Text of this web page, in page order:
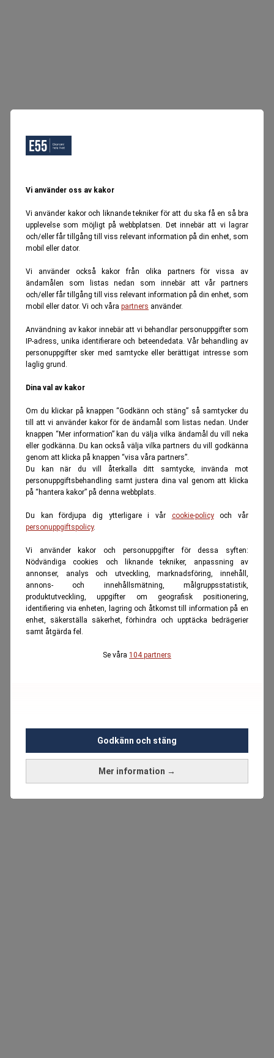
Vi använder oss av kakor
Vi använder kakor och liknande tekniker för att du ska få en så bra
upplevelse som möjligt på webbplatsen. Det innebär att vi lagrar
och/eller får tillgång till viss relevant information på din enhet, som
mobil eller dator.
Vi använder också kakor från olika partners för vissa av
ändamålen som listas nedan som innebär att vår partners
och/eller får tillgång till viss relevant information på din enhet, som
mobil eller dator. Vi och våra partners använder.
Användning av kakor innebär att vi behandlar personuppgifter som
IP-adress, unika identifierare och beteendedata. Vår behandling av
personuppgifter sker med samtycke eller berättigat intresse som
laglig grund.
Dina val av kakor
Om du klickar på knappen “Godkänn och stäng” så samtycker du
till att vi använder kakor för de ändamål som listas nedan. Under
knappen “Mer information” kan du välja vilka ändamål du vill neka
eller godkänna. Du kan också välja vilka partners du vill godkänna
genom att klicka på knappen “visa våra partners”.
Du kan när du vill återkalla ditt samtycke, invända mot
personuppgiftsbehandling samt justera dina val genom att klicka
på “hantera kakor” på denna webbplats.
Du kan fördjupa dig ytterligare i vår cookie-policyoch vår
personuppgiftspolicy.
Vi använder kakor och personuppgifter för dessa syften:
Nödvändiga cookies och liknande tekniker, anpassning av
annonser, analys och utveckling, marknadsföring, innehåll,
annons- och innehållsmätning, målgruppsstatistik,
produktutveckling, uppgifter om geografisk positionering,
identifiering via enheten, lagring och åtkomst till information på en
enhet, säkerställa säkerhet, förhindra och upptäcka bedrägerier
samt åtgärda fel.
Se våra 104 partners
Mer information →
Godkänn och stäng